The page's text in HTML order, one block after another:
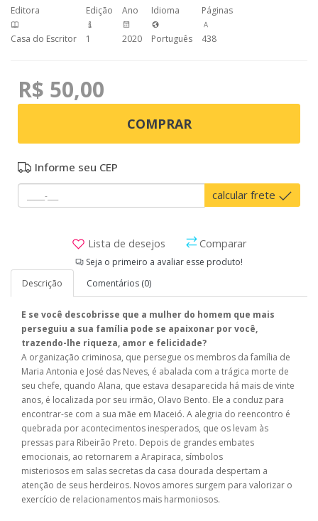
Editora
Casa do Escritor
Edição
1
Ano
2020
Idioma
Português
Páginas
438
R$ 50,00
COMPRAR
Informe seu CEP
calcular frete
Lista de desejos Comparar
Seja o primeiro a avaliar esse produto!
Descrição
Comentários (0)
E se você descobrisse que a mulher do homem que mais
perseguiu a sua família pode se apaixonar por você,
trazendo-lhe riqueza, amor e felicidade?
A organização criminosa, que persegue os membros da família de
Maria Antonia e José das Neves, é abalada com a trágica morte de
seu chefe, quando Alana, que estava desaparecida há mais de vinte
anos, é localizada por seu irmão, Olavo Bento. Ele a conduz para
encontrar-se com a sua mãe em Maceió. A alegria do reencontro é
quebrada por acontecimentos inesperados, que os levam às
pressas para Ribeirão Preto. Depois de grandes embates
emocionais, ao retornarem a Arapiraca, símbolos
misteriosos em salas secretas da casa dourada despertam a
atenção de seus herdeiros. Novos amores surgem para valorizar o
exercício de relacionamentos mais harmoniosos.